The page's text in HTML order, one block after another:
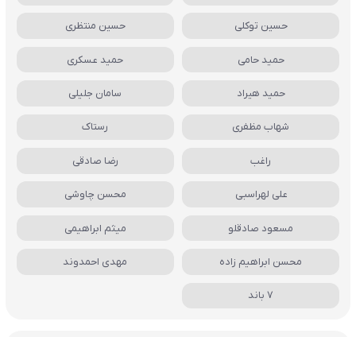
حسین توکلی حسین منتظری
حمید حامی حمید عسکری
حمید هیراد سامان جلیلی
شهاب مظفری رستاک
راغب رضا صادقی
علی لهراسبی محسن چاوشی
مسعود صادقلو میثم ابراهیمی
محسن ابراهیم زاده مهدی احمدوند
7 باند